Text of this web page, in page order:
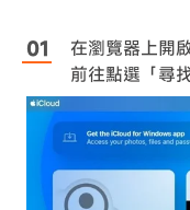
在瀏覽器上開
前往點選「尋